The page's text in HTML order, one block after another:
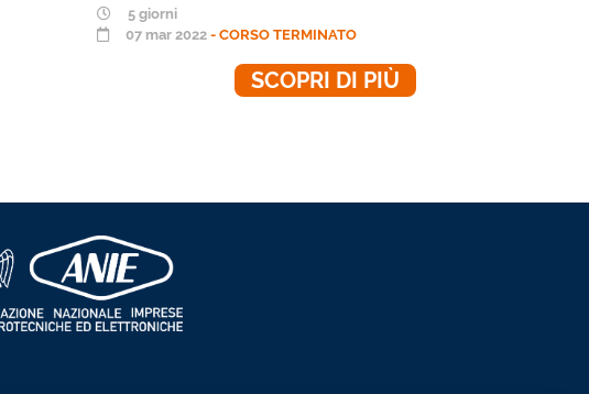
5 giorni
07 mar 2022 - CORSO TERMINATO
SCOPRI DI PIÙ